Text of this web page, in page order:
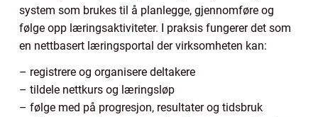
system som brukes til å planlegge, gjennomføre og
følge opp læringsaktiviteter. I praksis fungerer det som
en nettbasert læringsportal der virksomheten kan:
– registrere og organisere deltakere
– tildele nettkurs og læringsløp
– følge med på progresjon, resultater og tidsbruk